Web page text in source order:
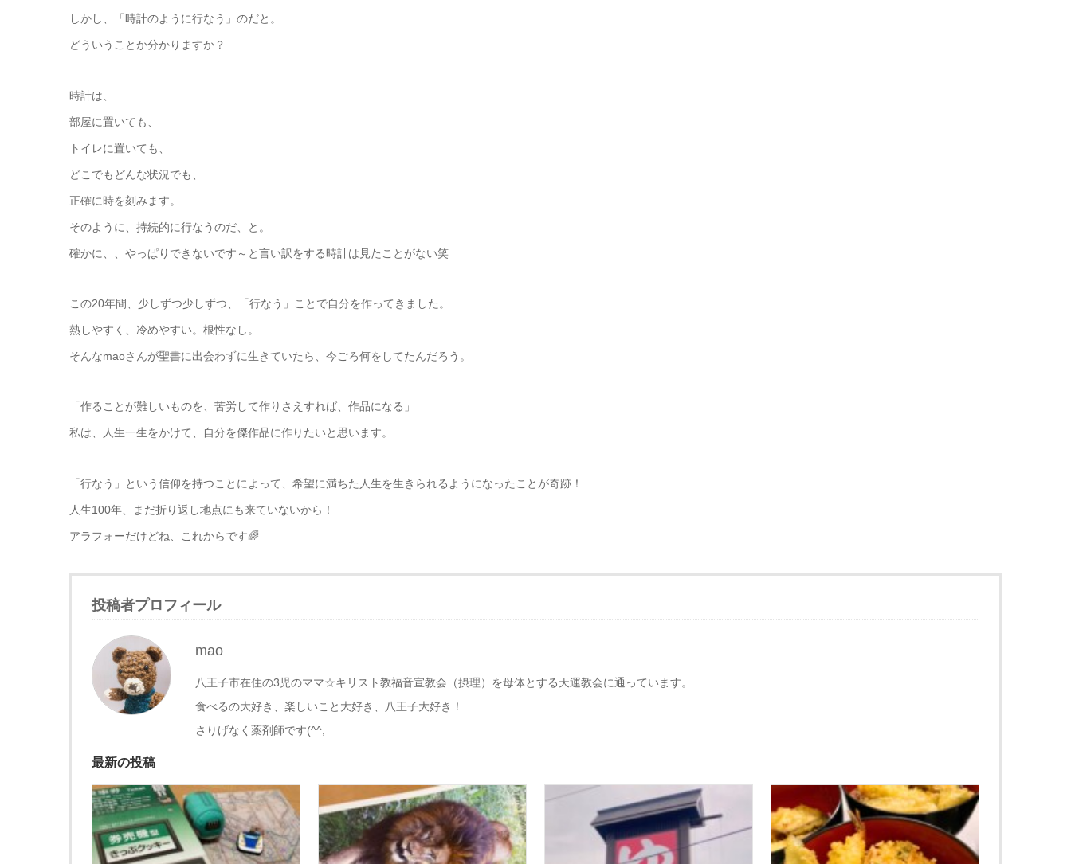
しかし、「時計のように行なう」のだと。
どういうことか分かりますか？
時計は、
部屋に置いても、
トイレに置いても、
どこでもどんな状況でも、
正確に時を刻みます。
そのように、持続的に行なうのだ、と。
確かに、、やっぱりできないです～と言い訳をする時計は見たことがない笑
この20年間、少しずつ少しずつ、「行なう」ことで自分を作ってきました。
熱しやすく、冷めやすい。根性なし。
そんなmaoさんが聖書に出会わずに生きていたら、今ごろ何をしてたんだろう。
「作ることが難しいものを、苦労して作りさえすれば、作品になる」
私は、人生一生をかけて、自分を傑作品に作りたいと思います。
「行なう」という信仰を持つことによって、希望に満ちた人生を生きられるようになったことが奇跡！
人生100年、まだ折り返し地点にも来ていないから！
アラフォーだけどね、これからです🌈
投稿者プロフィール
mao
八王子市在住の3児のママ☆キリスト教福音宣教会（摂理）を母体とする天運教会に通っています。
食べるの大好き、楽しいこと大好き、八王子大好き！
さりげなく薬剤師です(^^;
最新の投稿